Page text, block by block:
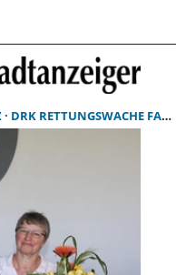
DRK RETTUNGSWACHE FARR GERBERDING